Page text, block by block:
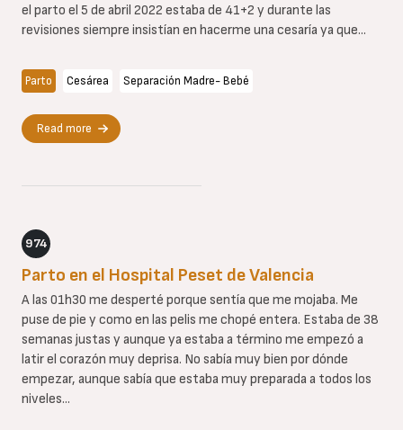
el parto el 5 de abril 2022 estaba de 41+2 y durante las
revisiones siempre insistían en hacerme una cesaría ya que...
Parto Cesárea Separación Madre- Bebé
Read more
974
Parto en el Hospital Peset de Valencia
A las 01h30 me desperté porque sentía que me mojaba. Me
puse de pie y como en las pelis me chopé entera. Estaba de 38
semanas justas y aunque ya estaba a término me empezó a
latir el corazón muy deprisa. No sabía muy bien por dónde
empezar, aunque sabía que estaba muy preparada a todos los
niveles...